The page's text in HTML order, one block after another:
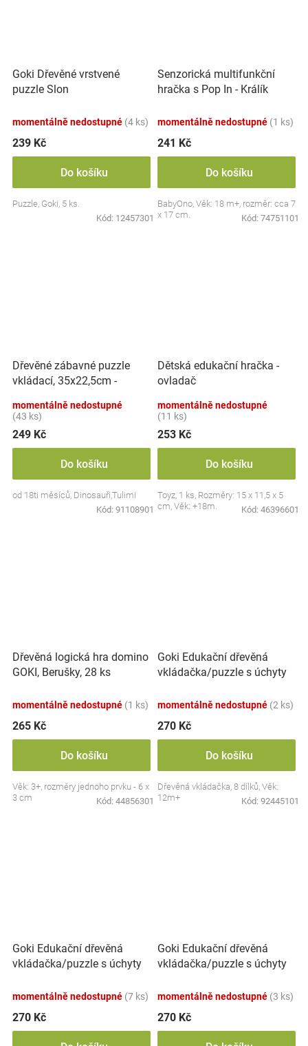
Goki Dřevěné vrstvené
puzzle Slon
momentálně nedostupné (4 ks)
239 Kč
Do košíku
Puzzle, Goki, 5 ks.
Kód: 12457301
Senzorická multifunkční
hračka s Pop In - Králík
momentálně nedostupné (1 ks)
241 Kč
Do košíku
BabyOno, Věk: 18 m+, rozměr: cca 7
x 17 cm.
Kód: 74751101
Dřevěné zábavné puzzle
vkládací, 35x22,5cm -
momentálně nedostupné
(43 ks)
249 Kč
Do košíku
od 18ti měsíců, Dinosauři,Tulimi
Kód: 91108901
Dětská edukační hračka -
ovladač
momentálně nedostupné
(11 ks)
253 Kč
Do košíku
Toyz, 1 ks, Rozměry: 15 x 11,5 x 5
cm, Věk: +18m.
Kód: 46396601
Dřevěná logická hra domino
GOKI, Berušky, 28 ks
momentálně nedostupné (1 ks)
265 Kč
Do košíku
Věk: 3+, rozměry jednoho prvku - 6 x
3 cm
Kód: 44856301
Goki Edukační dřevěná
vkládačka/puzzle s úchyty
momentálně nedostupné (2 ks)
270 Kč
Do košíku
Dřevěná vkládačka, 8 dílků, Věk:
12m+
Kód: 92445101
Goki Edukační dřevěná
vkládačka/puzzle s úchyty
momentálně nedostupné (7 ks)
270 Kč
Goki Edukační dřevěná
vkládačka/puzzle s úchyty
momentálně nedostupné (3 ks)
270 Kč